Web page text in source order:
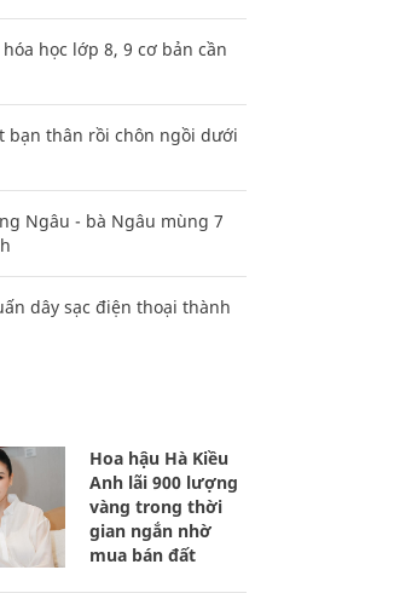
học lớp 8, 9 cơ bản cần
bạn thân rồi chôn ngồi dưới
Ngâu - bà Ngâu mùng 7
dây sạc điện thoại thành
Hoa hậu Hà Kiều
Anh lãi 900 lượng
vàng trong thời
gian ngắn nhờ
mua bán đất